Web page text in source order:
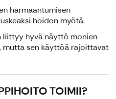
harmaantumisen
hoidon myötä.
liittyy hyvä näyttö monien
mutta sen käyttöä rajoittavat
TOIMII?